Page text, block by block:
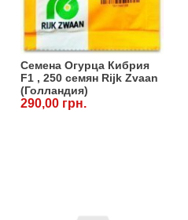
Семена Огурца Кибрия
F1 , 250 семян Rijk Zvaan
(Голландия)
290,00 грн.